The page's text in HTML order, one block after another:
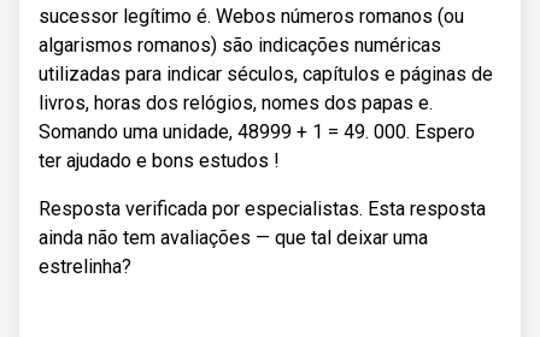
sucessor legítimo é. Webos números romanos (ou
algarismos romanos) são indicações numéricas
utilizadas para indicar séculos, capítulos e páginas de
livros, horas dos relógios, nomes dos papas e.
Somando uma unidade, 48999 + 1 = 49. 000. Espero
ter ajudado e bons estudos !
Resposta verificada por especialistas. Esta resposta
ainda não tem avaliações — que tal deixar uma
estrelinha?